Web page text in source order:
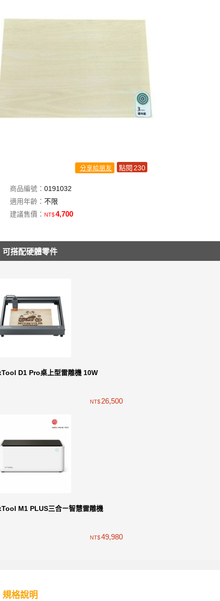
分享給朋友 點閱 230
商品編號： 0191032
適用年齡： 不限
建議售價： NT$4,700
可搭配硬體零件
D1 Pro桌上型雷雕機 10W
NT$ 26,500
M1 PLUS三合ㄧ智慧雷雕機
NT$49,980
規格說明